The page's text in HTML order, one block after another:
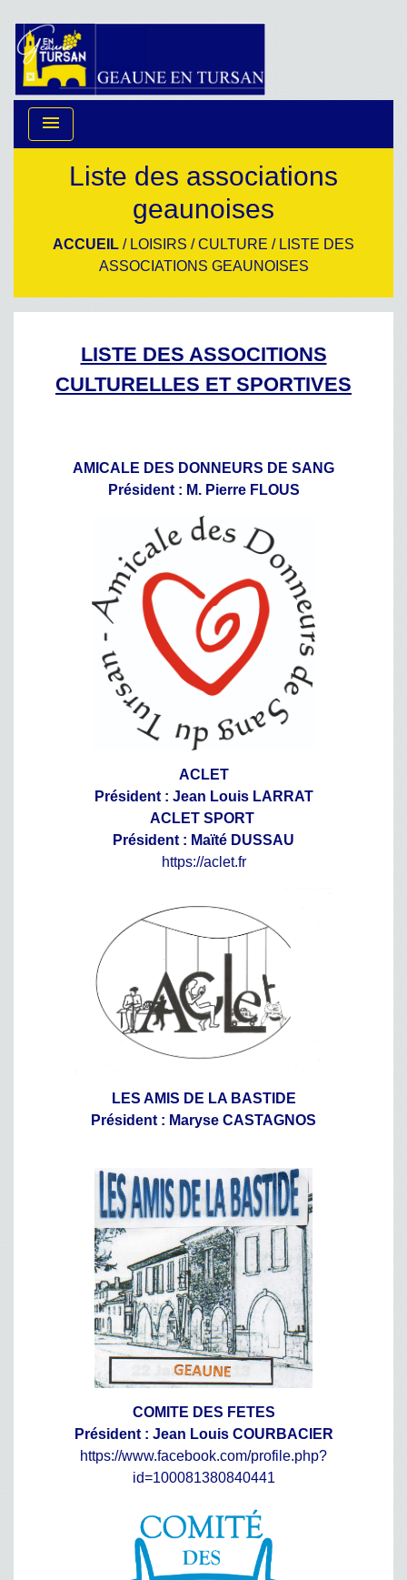
menu
Liste des associations
geaunoises
ACCUEIL / LOISIRS / CULTURE / LISTE DES
ASSOCIATIONS GEAUNOISES
LISTE DES ASSOCITIONS
CULTURELLES ET SPORTIVES
AMICALE DES DONNEURS DE SANG
Président : M. Pierre FLOUS
ACLET
Président : Jean Louis LARRAT
ACLET SPORT
Président : Maïté DUSSAU
https://aclet.fr
LES AMIS DE LA BASTIDE
Président : Maryse CASTAGNOS
COMITE DES FETES
Président : Jean Louis COURBACIER
https://www.facebook.com/profile.php?
id=100081380840441